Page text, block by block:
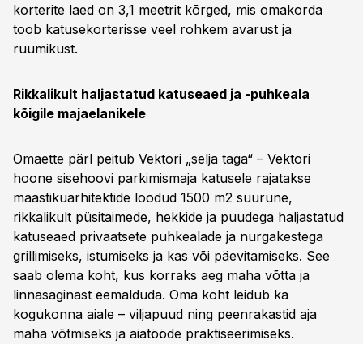
korterite laed on 3,1 meetrit kõrged, mis omakorda
toob katusekorterisse veel rohkem avarust ja
ruumikust.
Rikkalikult haljastatud katuseaed ja -puhkeala
kõigile majaelanikele
Omaette pärl peitub Vektori „selja taga“ – Vektori
hoone sisehoovi parkimismaja katusele rajatakse
maastikuarhitektide loodud 1500 m2 suurune,
rikkalikult püsitaimede, hekkide ja puudega haljastatud
katuseaed privaatsete puhkealade ja nurgakestega
grillimiseks, istumiseks ja kas või päevitamiseks. See
saab olema koht, kus korraks aeg maha võtta ja
linnasaginast eemalduda. Oma koht leidub ka
kogukonna aiale – viljapuud ning peenrakastid aja
maha võtmiseks ja aiatööde praktiseerimiseks.